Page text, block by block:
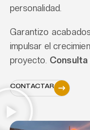
personalidad.
Garantizo
impulsar el
proyecto. Consulta
CONTACTAR